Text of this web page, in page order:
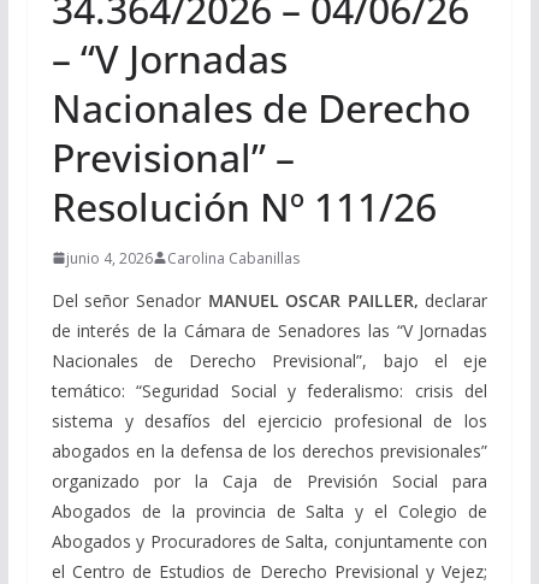
– “V Jornadas
Nacionales de Derecho
Previsional” –
Resolución Nº 111/26
junio 4, 2026 Carolina Cabanillas
Del señor Senador MANUEL OSCAR PAILLER, declarar
de interés de la Cámara de Senadores las “V Jornadas
Nacionales de Derecho Previsional”, bajo el eje
temático: “Seguridad Social y federalismo: crisis del
sistema y desafíos del ejercicio profesional de los
abogados en la defensa de los derechos previsionales”
organizado por la Caja de Previsión Social para
Abogados de la provincia de Salta y el Colegio de
Abogados y Procuradores de Salta, conjuntamente con
el Centro de Estudios de Derecho Previsional y Vejez;